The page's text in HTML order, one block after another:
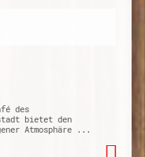
des
bietet den
Atmosphäre ...